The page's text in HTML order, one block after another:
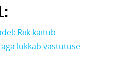
Riik käitub
lükkab vastutuse